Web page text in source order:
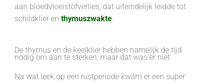
aan bloedvloeistofverlies, dat uiteindelijk leidde tot
schildklier en thymuszwakte.
De thymus en de keelklier hebben namelijk de tijd
nodig om aan te sterken, maar dat was er niet
Na wat leek op een rustperiode kwam er een super